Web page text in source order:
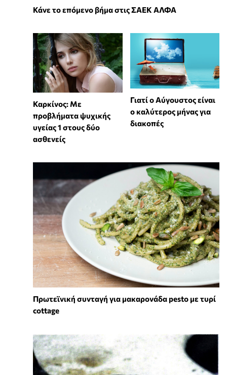
Κάνε το επόμενο βήμα στις ΣΑΕΚ ΑΛΦΑ
Καρκίνος: Με
προβλήματα ψυχικής
υγείας 1 στους δύο
ασθενείς
Γιατί ο Αύγουστος είναι
ο καλύτερος μήνας για
διακοπές
Πρωτεϊνική συνταγή για μακαρονάδα pesto με τυρί
cottage